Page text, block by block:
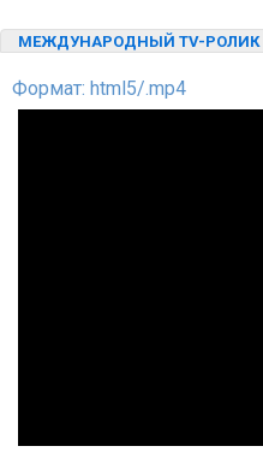
МЕЖДУНАРОДНЫЙ TV-РОЛИК
Формат: html5/.mp4